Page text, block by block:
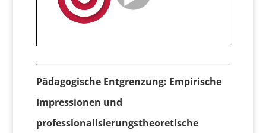
Pädagogische Entgrenzung: Empirische
Impressionen und
professionalisierungstheoretische